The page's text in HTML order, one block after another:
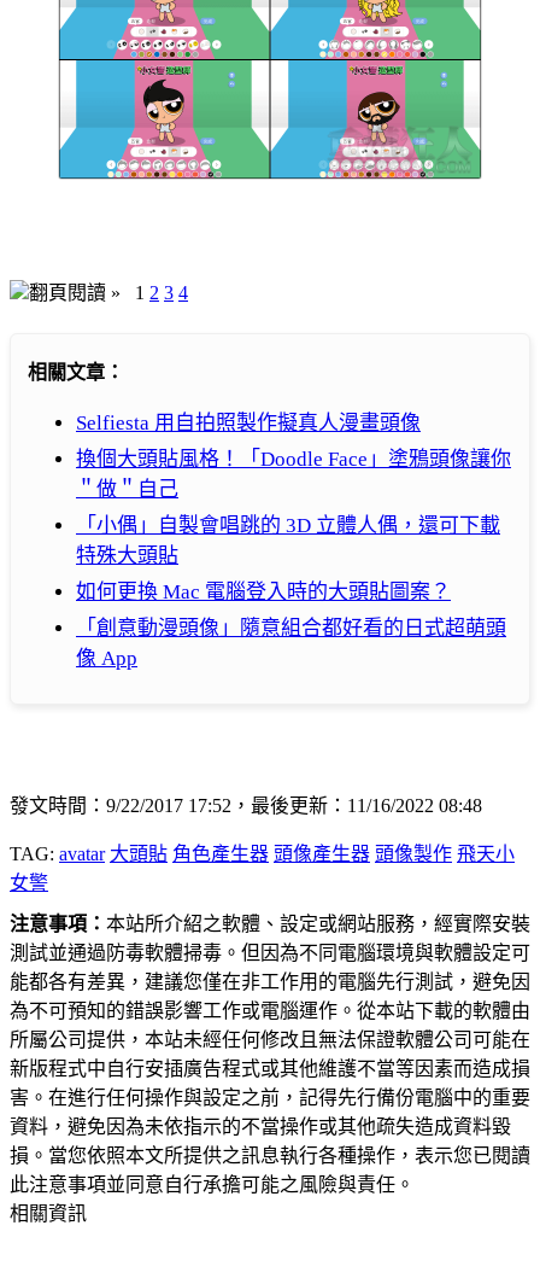
翻頁閱讀 » 1 2 3 4
相關文章：
Selfiesta 用自拍照製作擬真人漫畫頭像
換個大頭貼風格！「Doodle Face」塗鴉頭像讓你
＂做＂自己
「小偶」自製會唱跳的 3D 立體人偶，還可下載
特殊大頭貼
如何更換 Mac 電腦登入時的大頭貼圖案？
「創意動漫頭像」隨意組合都好看的日式超萌頭
像 App
發文時間：9/22/2017 17:52，最後更新：11/16/2022 08:48
TAG: avatar 大頭貼 角色產生器 頭像產生器 頭像製作 飛天小
女警
注意事項： 本站所介紹之軟體、設定或網站服務，經實際安裝
測試並通過防毒軟體掃毒。但因為不同電腦環境與軟體設定可
能都各有差異，建議您僅在非工作用的電腦先行測試，避免因
為不可預知的錯誤影響工作或電腦運作。從本站下載的軟體由
所屬公司提供，本站未經任何修改且無法保證軟體公司可能在
新版程式中自行安插廣告程式或其他維護不當等因素而造成損
害。在進行任何操作與設定之前，記得先行備份電腦中的重要
資料，避免因為未依指示的不當操作或其他疏失造成資料毀
損。當您依照本文所提供之訊息執行各種操作，表示您已閱讀
此注意事項並同意自行承擔可能之風險與責任。
相關資訊